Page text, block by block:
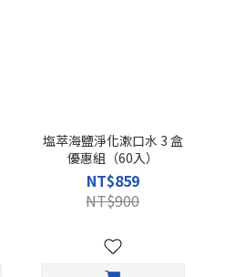
塩萃海鹽淨化漱口水 3 盒
優惠組（60入）
NT$859
NT$900